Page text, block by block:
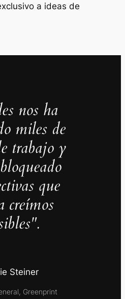
a ideas de
nos ha
miles de
trabajo y
que
creímos
Steiner
Greenprint